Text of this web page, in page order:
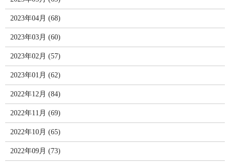
2023年04月 (68)
2023年03月 (60)
2023年02月 (57)
2023年01月 (62)
2022年12月 (84)
2022年11月 (69)
2022年10月 (65)
2022年09月 (73)